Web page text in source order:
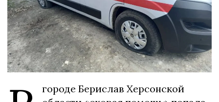
городе Берислав Херсонской